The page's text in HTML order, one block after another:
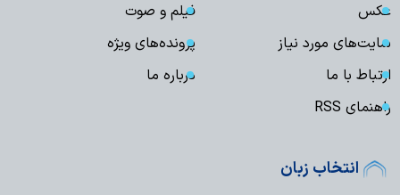
عکس
فیلم و صوت
سایت‌های مورد نیاز
پرونده‌های ویژه
ارتباط با ما
درباره ما
راهنمای RSS
انتخاب زبان